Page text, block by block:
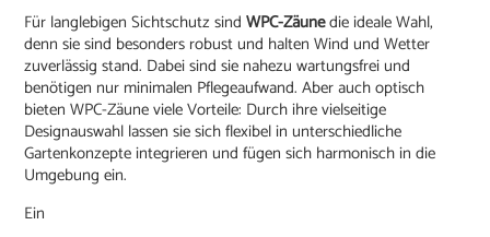
Für langlebigen Sichtschutz sindWPC-Zäunedie ideale Wahl,
denn sie sind besonders robust und halten Wind und Wetter
zuverlässig stand. Dabei sind sie nahezu wartungsfrei und
benötigen nur minimalen Pflegeaufwand. Aber auch optisch
bieten WPC-Zäune viele Vorteile: Durch ihre vielseitige
Designauswahl lassen sie sich flexibel in unterschiedliche
Gartenkonzepte integrieren und fügen sich harmonisch in die
Umgebung ein.
Ein